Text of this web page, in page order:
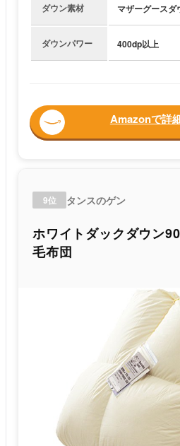
ダウン素材 マザーグースダ
ダウンパワー 400dp以上
Amazonで詳
9位 タンスのゲン
ホワイトダックダウン
毛布団